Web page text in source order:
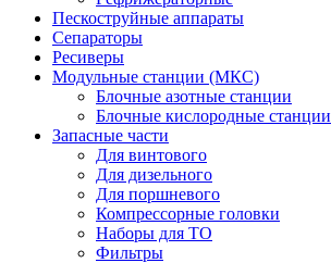
Пескоструйные аппараты
Сепараторы
Ресиверы
Модульные станции (МКС)
Блочные азотные станции
Блочные кислородные станции
Запасные части
Для винтового
Для дизельного
Для поршневого
Компрессорные головки
Наборы для ТО
Фильтры